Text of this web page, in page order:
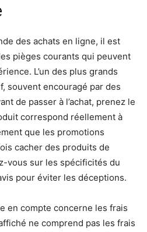
des achats en ligne, il est
pièges courants qui peuvent
L’un des plus grands
souvent encouragé par des
de passer à l’achat, prenez le
correspond réellement à
que les promotions
cacher des produits de
vous sur les spécificités du
pour éviter les déceptions.
en compte concerne les frais
ne comprend pas les frais